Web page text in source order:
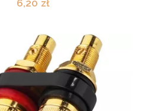
6,20 zł